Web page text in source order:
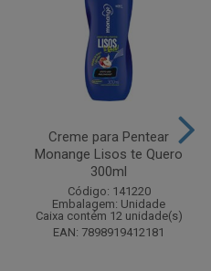
Creme para Pentear
Monange Lisos te Quero
300ml
Código: 141220
Embalagem: Unidade
Caixa contém 12 unidade(s)
EAN: 7898919412181